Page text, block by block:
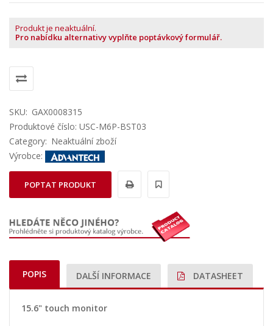
Produkt je neaktuální.
Pro nabídku alternativy vyplňte poptávkový formulář.
SKU: GAX0008315
Produktové číslo: USC-M6P-BST03
Category: Neaktuální zboží
Výrobce:
POPTAT PRODUKT
POPIS DALŠÍ INFORMACE DATASHEET
15.6" touch monitor